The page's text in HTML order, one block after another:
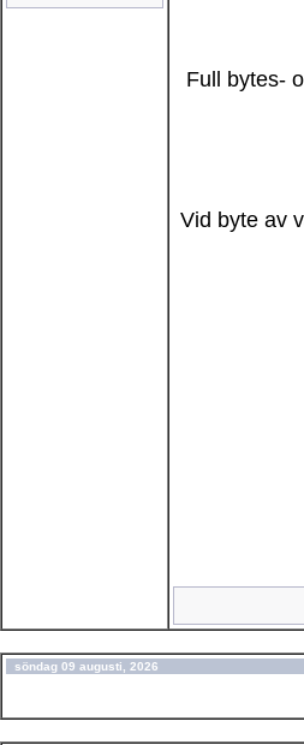
Full bytes-
Vid byte av
söndag 09 augusti, 2026